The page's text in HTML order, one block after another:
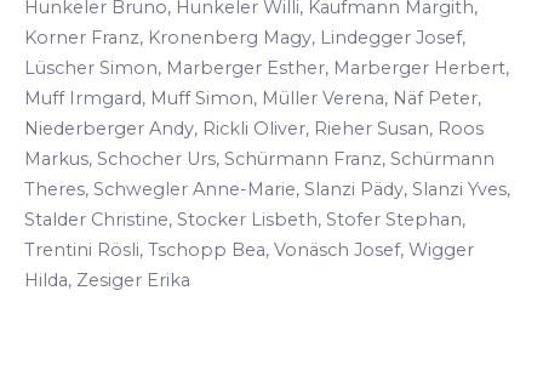
Hunkeler Bruno, Hunkeler Willi, Kaufmann Margith,
Korner Franz, Kronenberg Magy, Lindegger Josef,
Lüscher Simon, Marberger Esther, Marberger Herbert,
Muff Irmgard, Muff Simon, Müller Verena, Näf Peter,
Niederberger Andy, Rickli Oliver, Rieher Susan, Roos
Markus, Schocher Urs, Schürmann Franz, Schürmann
Theres, Schwegler Anne-Marie, Slanzi Pädy, Slanzi Yves,
Stalder Christine, Stocker Lisbeth, Stofer Stephan,
Trentini Rösli, Tschopp Bea, Vonäsch Josef, Wigger
Hilda, Zesiger Erika